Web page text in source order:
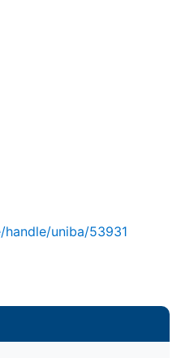
uniba/53931